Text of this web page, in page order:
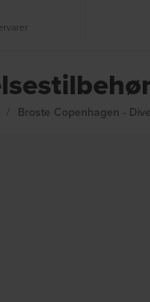
Broste Copenhagen -